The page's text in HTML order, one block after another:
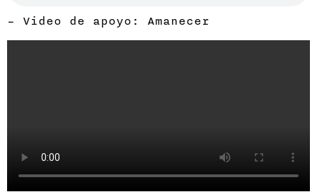
– Video de apoyo: Amanecer